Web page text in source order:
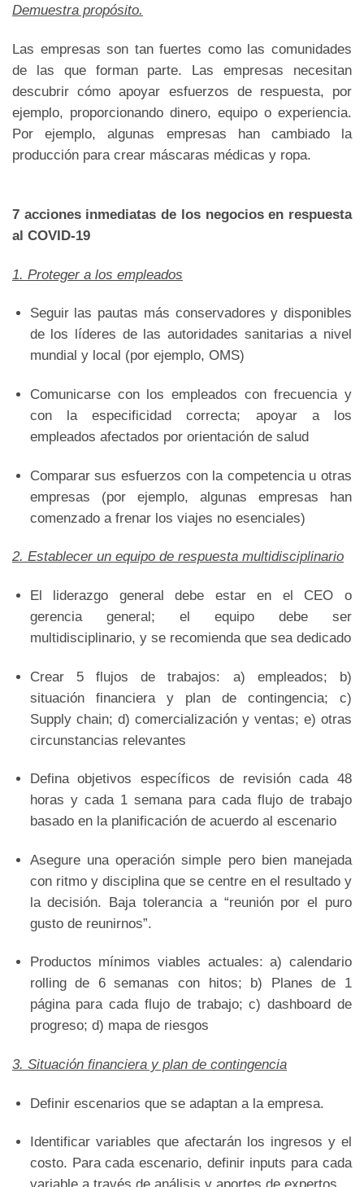
Demuestra propósito.
Las empresas son tan fuertes como las comunidades
de las que forman parte. Las empresas necesitan
descubrir cómo apoyar esfuerzos de respuesta, por
ejemplo, proporcionando dinero, equipo o experiencia.
Por ejemplo, algunas empresas han cambiado la
producción para crear máscaras médicas y ropa.
7 acciones inmediatas de los negocios en respuesta
al COVID-19
1. Proteger a los empleados
Seguir las pautas más conservadores y disponibles
de los líderes de las autoridades sanitarias a nivel
mundial y local (por ejemplo, OMS)
Comunicarse con los empleados con frecuencia y
con la especificidad correcta; apoyar a los
empleados afectados por orientación de salud
Comparar sus esfuerzos con la competencia u otras
empresas (por ejemplo, algunas empresas han
comenzado a frenar los viajes no esenciales)
2. Establecer un equipo de respuesta multidisciplinario
El liderazgo general debe estar en el CEO o
gerencia general; el equipo debe ser
multidisciplinario, y se recomienda que sea dedicado
Crear 5 flujos de trabajos: a) empleados; b)
situación financiera y plan de contingencia; c)
Supply chain; d) comercialización y ventas; e) otras
circunstancias relevantes
Defina objetivos específicos de revisión cada 48
horas y cada 1 semana para cada flujo de trabajo
basado en la planificación de acuerdo al escenario
Asegure una operación simple pero bien manejada
con ritmo y disciplina que se centre en el resultado y
la decisión. Baja tolerancia a “reunión por el puro
gusto de reunirnos”.
Productos mínimos viables actuales: a) calendario
rolling de 6 semanas con hitos; b) Planes de 1
página para cada flujo de trabajo; c) dashboard de
progreso; d) mapa de riesgos
3. Situación financiera y plan de contingencia
Definir escenarios que se adaptan a la empresa.
Identificar variables que afectarán los ingresos y el
costo. Para cada escenario, definir inputs para cada